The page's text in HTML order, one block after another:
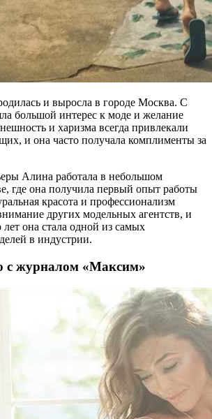
и выросла в городе Москва. С
большой интерес к моде и желание
и харизма всегда привлекали
и она часто получала комплименты за
Алина работала в небольшом
где она получила первый опыт работы
красота и профессионализм
других модельных агентств, и
лет она стала одной из самых
в индустрии.
с журналом «Максим»